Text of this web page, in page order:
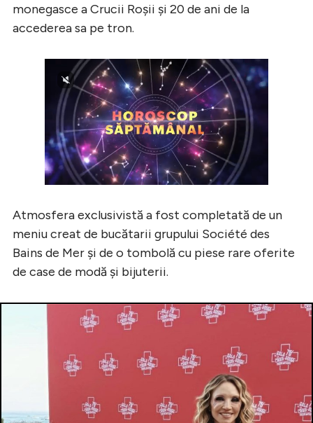
monegasce a Crucii Roșii și 20 de ani de la
accederea sa pe tron.
Atmosfera exclusivistă a fost completată de un
meniu creat de bucătarii grupului Société des
Bains de Mer și de o tombolă cu piese rare oferite
de case de modă și bijuterii.